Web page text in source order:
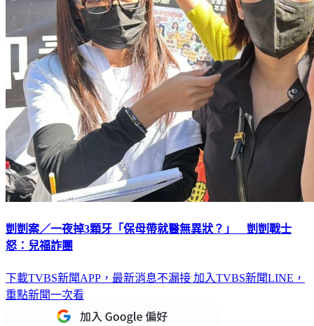
剴剴案／一夜掉3顆牙「保母帶就醫無異狀？」 剴剴戰士
怒：兒福詐團
下載TVBS新聞APP，最新消息不漏接 加入TVBS新聞LINE，
重點新聞一次看